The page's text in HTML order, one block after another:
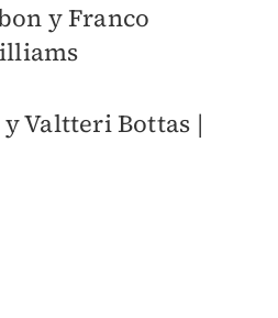
y Franco
Valtteri Bottas |